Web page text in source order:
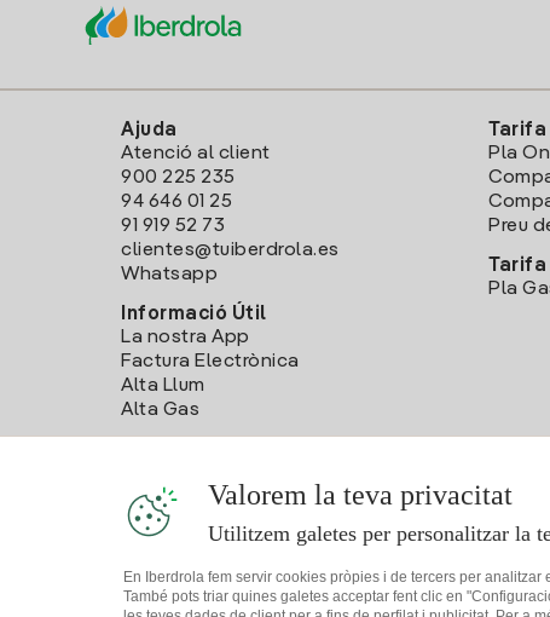
Ajuda
Atenció al client
900 225 235
94 646 01 25
91 919 52 73
clientes@tuiberdrola.es
Whatsapp
Informació Útil
La nostra App
Factura Electrònica
Alta Llum
Alta Gas
Pla
Preu
Pla
Valorem la teva privacitat
Utilitzem galetes per personalitzar la
En Iberdrola fem servir cookies pròpies i de tercers per
També pots triar quines galetes acceptar fent clic en